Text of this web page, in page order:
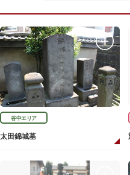
谷中エリア
太田錦城墓